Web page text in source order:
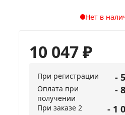
Нет в
10 047₽
При регистрации -
Оплата при
получении
-
При заказе 2
- 1